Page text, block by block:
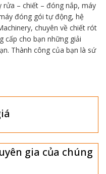
rửa – chiết – đóng nắp, máy
đóng gói tự động, hệ
chuyên về chiết rót
cấp cho bạn những giải
Thành công của bạn là sứ
gia của chúng